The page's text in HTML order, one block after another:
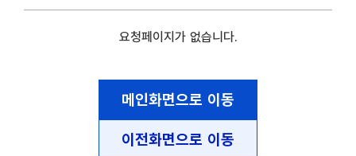
요청페이지가 없습니다.
메인화면으로 이동
이전화면으로 이동